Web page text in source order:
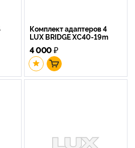
Комплект адаптеров 4
LUX BRIDGE XC40-19m
4 000₽